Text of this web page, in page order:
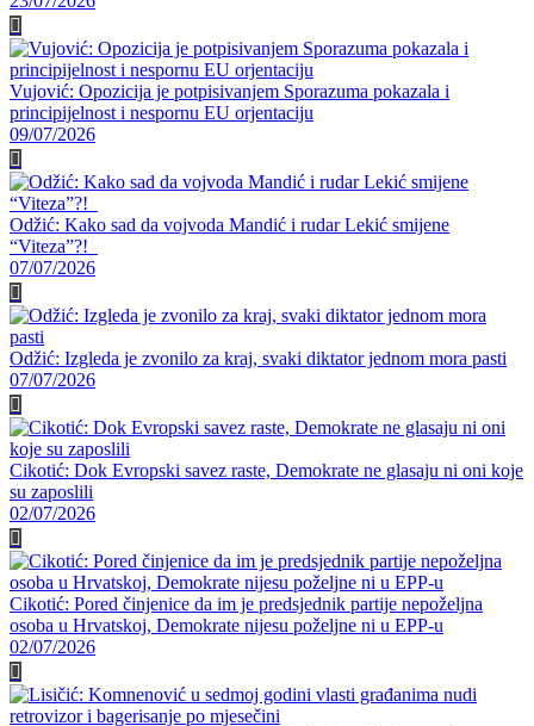
Vujović: Opozicija je potpisivanjem Sporazuma pokazala i
principijelnost i nespornu EU orjentaciju
09/07/2026
Odžić: Kako sad da vojvoda Mandić i rudar Lekić smijene
“Viteza”?!
07/07/2026
Odžić: Izgleda je zvonilo za kraj, svaki diktator jednom mora pasti
07/07/2026
Cikotić: Dok Evropski savez raste, Demokrate ne glasaju ni oni koje
su zaposlili
02/07/2026
Cikotić: Pored činjenice da im je predsjednik partije nepoželjna
osoba u Hrvatskoj, Demokrate nijesu poželjne ni u EPP-u
02/07/2026